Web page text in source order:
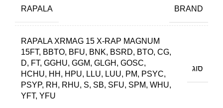
BRAND
RAPALA
סוג
RAPALA XRMAG 15 X-RAP MAGNUM
15FT, BBTO, BFU, BNK, BSRD, BTO, CG,
D, FT, GGHU, GGM, GLGH, GOSC,
HCHU, HH, HPU, LLU, LUU, PM, PSYC,
PSYP, RH, RHU, S, SB, SFU, SPM, WHU,
YFT, YFU